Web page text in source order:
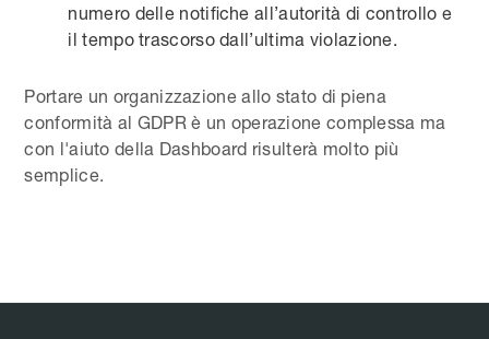
numero delle notifiche all’autorità di controllo e
il tempo trascorso dall’ultima violazione.
Portare un organizzazione allo stato di piena
conformità al GDPR è un operazione complessa ma
con l'aiuto della Dashboard risulterà molto più
semplice.